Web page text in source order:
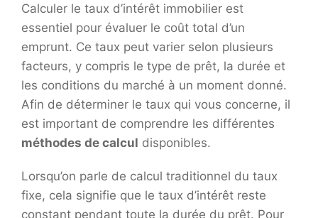
Calculer le taux d’intérêt immobilier est
essentiel pour évaluer le coût total d’un
emprunt. Ce taux peut varier selon plusieurs
facteurs, y compris le type de prêt, la durée et
les conditions du marché à un moment donné.
Afin de déterminer le taux qui vous concerne, il
est important de comprendre les différentes
méthodes de calcul disponibles.
Lorsqu’on parle de calcul traditionnel du taux
fixe, cela signifie que le taux d’intérêt reste
constant pendant toute la durée du prêt. Pour